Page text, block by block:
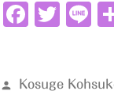
投
Kosuge